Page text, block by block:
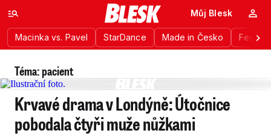
Macinka vs. Pavel StarDance Made in Česko
Můj Blesk
Téma: pacient
Krvavé drama v Londýně: Útočnice
pobodala čtyři muže nůžkami